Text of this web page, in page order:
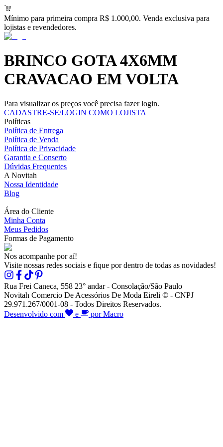
Mínimo para primeira compra R$ 1.000,00. Venda exclusiva para
lojistas e revendedores.
BRINCO GOTA 4X6MM
CRAVACAO EM VOLTA
Para visualizar os preços você precisa fazer login.
CADASTRE-SE/LOGIN COMO LOJISTA
Políticas
Política de Entrega
Política de Venda
Política de Privacidade
Garantia e Conserto
Dúvidas Frequentes
A Novitah
Nossa Identidade
Blog
Área do Cliente
Minha Conta
Meus Pedidos
Formas de Pagamento
Nos acompanhe por aí!
Visite nossas redes sociais e fique por dentro de todas as novidades!
Rua Frei Caneca, 558 23° andar - Consolação/São Paulo
Novitah Comercio De Acessórios De Moda Eireli © - CNPJ
29.971.267/0001-08 - Todos Direitos Reservados.
Desenvolvido com
e por Macro